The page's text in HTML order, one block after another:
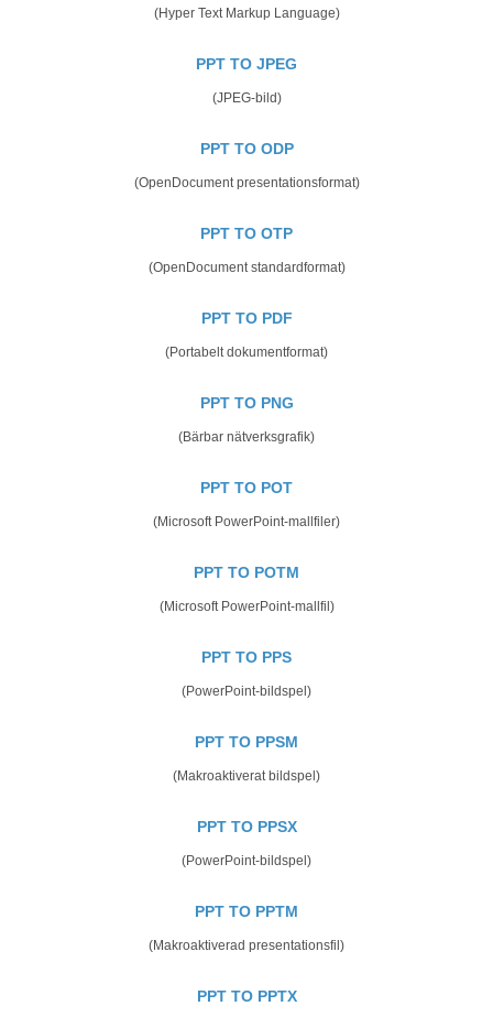
(Hyper Text Markup Language)
PPT TO JPEG
(JPEG-bild)
PPT TO ODP
(OpenDocument presentationsformat)
PPT TO OTP
(OpenDocument standardformat)
PPT TO PDF
(Portabelt dokumentformat)
PPT TO PNG
(Bärbar nätverksgrafik)
PPT TO POT
(Microsoft PowerPoint-mallfiler)
PPT TO POTM
(Microsoft PowerPoint-mallfil)
PPT TO PPS
(PowerPoint-bildspel)
PPT TO PPSM
(Makroaktiverat bildspel)
PPT TO PPSX
(PowerPoint-bildspel)
PPT TO PPTM
(Makroaktiverad presentationsfil)
PPT TO PPTX